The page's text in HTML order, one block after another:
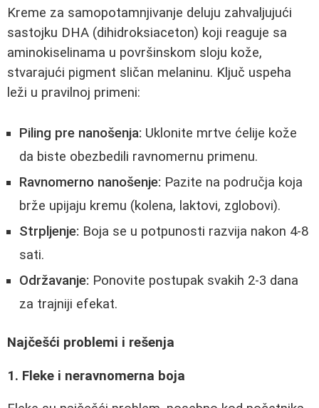
Kreme za samopotamnjivanje deluju zahvaljujući
sastojku DHA (dihidroksiaceton) koji reaguje sa
aminokiselinama u površinskom sloju kože,
stvarajući pigment sličan melaninu. Ključ uspeha
leži u pravilnoj primeni:
Piling pre nanošenja: Uklonite mrtve ćelije kože
da biste obezbedili ravnomernu primenu.
Ravnomerno nanošenje: Pazite na područja koja
brže upijaju kremu (kolena, laktovi, zglobovi).
Strpljenje: Boja se u potpunosti razvija nakon 4-8
sati.
Održavanje: Ponovite postupak svakih 2-3 dana
za trajniji efekat.
Najčešći problemi i rešenja
1. Fleke i neravnomerna boja